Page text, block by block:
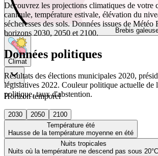
Brebis
Climat
Horizon temporel
2030 2050
2100
Température été
Hausse de la température moyenne en été
Nuits tropicales
Nuits où la température ne descend pas sous 20°C
Découvrez les projections climatiques de votre
canicule, température estivale, élévation du
sécheresses des sols. Données issues de
horizons 2030, 2050 et 2100.
Données politiques
Résultats des élections municipales 2020,
législatives 2022. Couleur politique actuelle de
politique, taux d'abstention.